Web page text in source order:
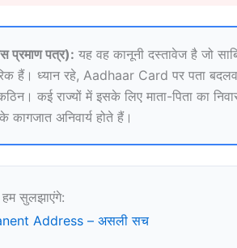
प्रमाण पत्र): यह वह कानूनी दस्तावेज है जो
हैं। ध्यान रहे, Aadhaar Card पर पता
कई राज्यों में इसके लिए माता-पिता का
कागजात अनिवार्य होते हैं।
सुलझाएंगे:
Address – असली सच